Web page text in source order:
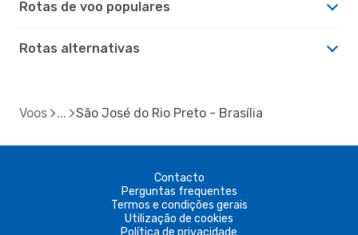
Rotas de voo populares
Rotas alternativas
Voos São José do Rio Preto - Brasília
Contacto
Perguntas frequentes
Termos e condições gerais
Utilização de cookies
Política de privacidade